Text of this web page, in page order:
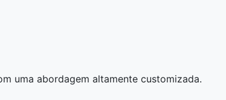
uma abordagem altamente customizada.